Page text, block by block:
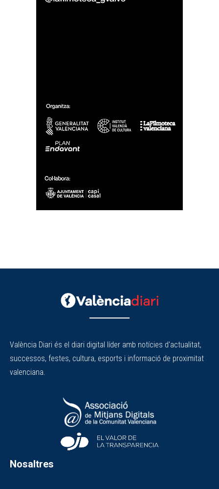
València Diari és el diari digital líder amb notícies d'actualitat,
successos, festes, cultura, esports i informació de proximitat
valenciana.
Nosaltres